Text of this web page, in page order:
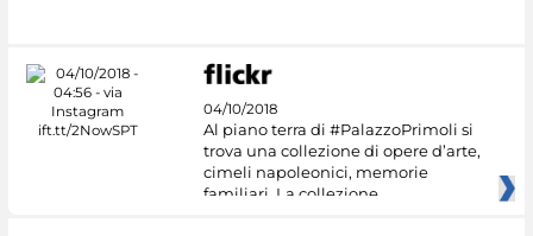
04/10/2018
Al piano terra di #PalazzoPrimoli si
trova una collezione di opere d’arte,
cimeli napoleonici, memorie
familiari. La collezione